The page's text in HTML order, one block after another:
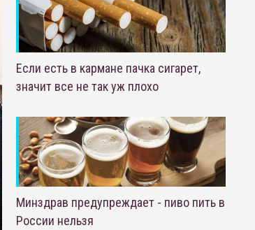
Если есть в кармане пачка сигарет,
значит все не так уж плохо
Минздрав предупреждает - пиво пить в
России нельзя